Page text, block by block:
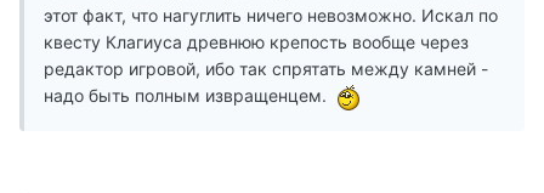
этот факт, что нагуглить ничего невозможно. Искал по
квесту Клагиуса древнюю крепость вообще через
редактор игровой, ибо так спрятать между камней -
надо быть полным извращенцем.